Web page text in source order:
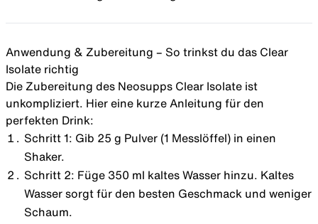
Anwendung & Zubereitung – So trinkst du das Clear
Isolate richtig
Die Zubereitung des Neosupps Clear Isolate ist
unkompliziert. Hier eine kurze Anleitung für den
perfekten Drink:
Schritt 1: Gib 25 g Pulver (1 Messlöffel) in einen
Shaker.
Schritt 2: Füge 350 ml kaltes Wasser hinzu. Kaltes
Wasser sorgt für den besten Geschmack und weniger
Schaum.